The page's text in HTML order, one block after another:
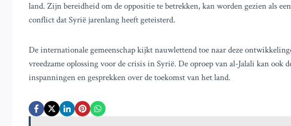
land. Zijn bereidheid om de oppositie te betrekken, kan worden gezien als
conflict dat Syrië jarenlang heeft geteisterd.
De internationale gemeenschap kijkt nauwlettend toe naar deze
vreedzame oplossing voor de crisis in Syrië. De oproep van al-Jalali kan
inspanningen en gesprekken over de toekomst van het land.